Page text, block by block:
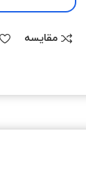
مقایسه